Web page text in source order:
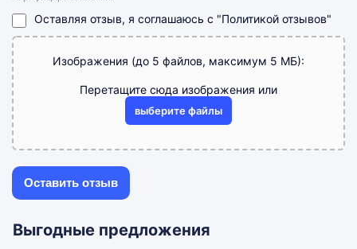
Оставляя отзыв, я соглашаюсь с "Политикой отзывов"
Изображения (до 5 файлов, максимум 5 МБ):
Перетащите сюда изображения или
выберите файлы
Выгодные предложения